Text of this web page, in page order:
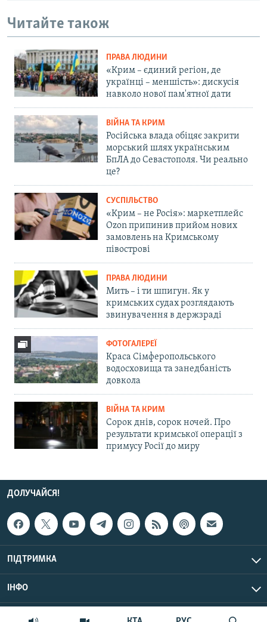
Читайте також
ПРАВА ЛЮДИНИ
«Крим – єдиний регіон, де
українці – меншість»: дискусія
навколо нової пам'ятної дати
ВІЙНА ТА КРИМ
Російська влада обіцяє закрити
морський шлях українським
БпЛА до Севастополя. Чи реально
це?
СУСПІЛЬСТВО
«Крим – не Росія»: маркетплейс
Ozon припинив прийом нових
замовлень на Кримському
півострові
ПРАВА ЛЮДИНИ
Мить – і ти шпигун. Як у
кримських судах розглядають
звинувачення в держзраді
ФОТОГАЛЕРЕЇ
Краса Сімферопольського
водосховища та занедбаність
довкола
ВІЙНА ТА КРИМ
Сорок днів, сорок ночей. Про
результати кримської операції з
примусу Росії до миру
ДОЛУЧАЙСЯ!
ПІДТРИМКА
ІНФО
© Крим.Реалії, 2026 | Усі права застережено.